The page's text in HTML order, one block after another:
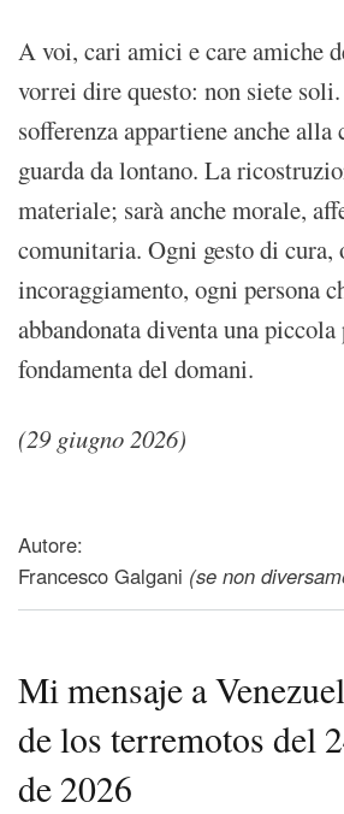
A voi, cari amici e care amiche
vorrei dire questo: non siete
sofferenza appartiene anche
guarda da lontano. La
materiale; sarà anche morale,
comunitaria. Ogni gesto di cura,
incoraggiamento, ogni persona
abbandonata diventa una
fondamenta del domani.
(29 giugno 2026)
about Il mio messaggio al Venezuela
Autore:
Francesco Galgani (se non
Mi mensaje a
de los terremotos del
de 2026